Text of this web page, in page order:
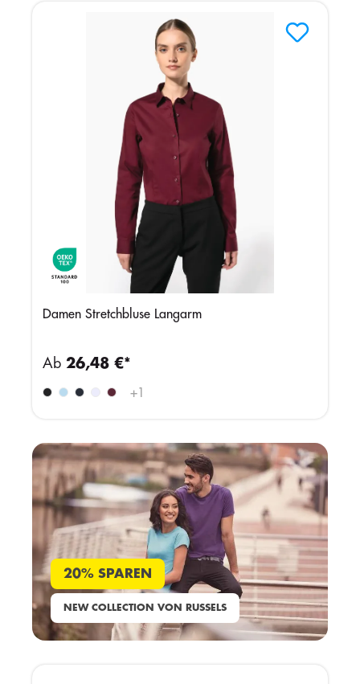
Damen Stretchbluse Langarm
+1
Ab 26,48 €*
20% SPAREN
NEW COLLECTION VON RUSSELS